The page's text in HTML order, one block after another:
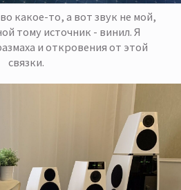
какое-то, а вот звук не мой,
тому источник - винил. Я
и откровения от этой
связки.